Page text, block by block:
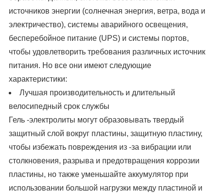
источников энергии (солнечная энергия, ветра, вода и
электричество), системы аварийного освещения,
бесперебойное питание (UPS) и системы портов,
чтобы удовлетворить требования различных источник
питания. Но все они имеют следующие
характеристики:
Лучшая производительность и длительный
велосипедный срок службы
Гель -электролиты могут образовывать твердый
защитный слой вокруг пластины, защитную пластину,
чтобы избежать повреждения из -за вибрации или
столкновения, разрыва и предотвращения коррозии
пластины, но также уменьшайте аккумулятор при
использовании большой нагрузки между пластиной и